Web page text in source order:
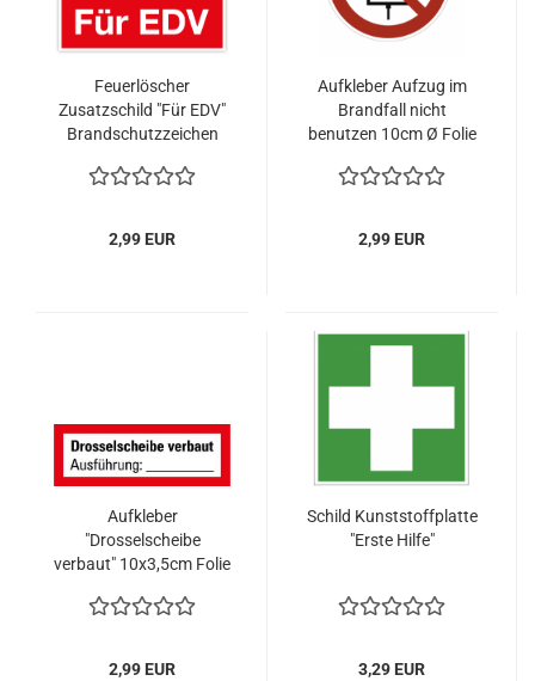
Feuerlöscher
Zusatzschild "Für EDV"
Brandschutzzeichen
2,99 EUR
Aufkleber Aufzug im
Brandfall nicht
benutzen 10cm Ø Folie
2,99 EUR
Aufkleber
"Drosselscheibe
verbaut" 10x3,5cm Folie
2,99 EUR
Schild Kunststoffplatte
"Erste Hilfe"
3,29 EUR